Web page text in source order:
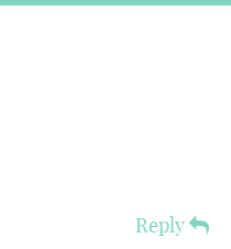
Reply